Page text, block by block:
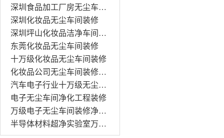
深圳食品加工厂房无尘车间装修工程
深圳化妆品无尘车间装修
深圳坪山化妆品洁净车间装修
东莞化妆品无尘车间装修
十万级化妆品无尘车间装修
化妆品公司无尘车间装修工程
汽车电子行业十万级无尘车间装修
电子无尘车间净化工程装修
万级电子无尘车间装修净化工程
半导体材料超净实验室万级无尘车间装修